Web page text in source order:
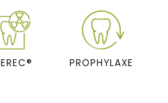
PROPHYLAXE